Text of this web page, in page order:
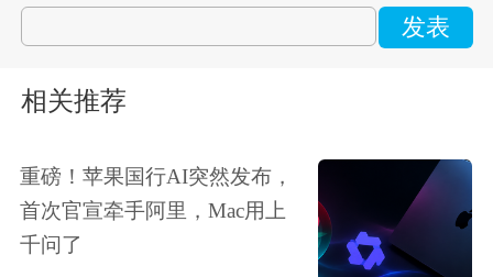
发表
相关推荐
重磅！苹果国行AI突然发布，
首次官宣牵手阿里，Mac用上
千问了